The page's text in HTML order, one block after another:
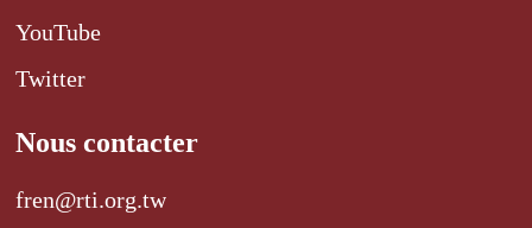
YouTube
Twitter
Nous contacter
fren@rti.org.tw